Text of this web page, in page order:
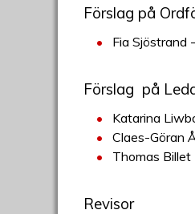
Förslag på
Fia Sjöstrand
Förslag på
Katarina
Claes-Göran
Thomas Billet
Revisor